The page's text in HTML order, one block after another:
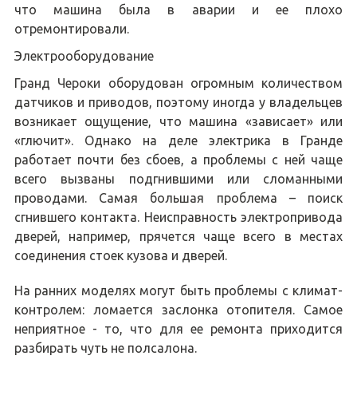
что машина была в аварии и ее плохо
отремонтировали.
Электрооборудование
Гранд Чероки оборудован огромным количеством
датчиков и приводов, поэтому иногда у владельцев
возникает ощущение, что машина «зависает» или
«глючит». Однако на деле электрика в Гранде
работает почти без сбоев, а проблемы с ней чаще
всего вызваны подгнившими или сломанными
проводами. Самая большая проблема – поиск
сгнившего контакта. Неисправность электропривода
дверей, например, прячется чаще всего в местах
соединения стоек кузова и дверей.
На ранних моделях могут быть проблемы с климат-
контролем: ломается заслонка отопителя. Самое
неприятное - то, что для ее ремонта приходится
разбирать чуть не полсалона.